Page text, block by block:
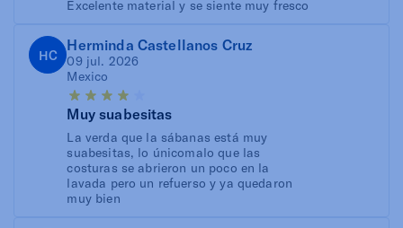
Excelente material y se siente muy fresco
HC
Herminda Castellanos Cruz
09 jul. 2026
Mexico
Muy suabesitas
La verda que la sábanas está muy
suabesitas, lo únicomalo que las
costuras se abrieron un poco en la
lavada pero un refuerso y ya quedaron
muy bien